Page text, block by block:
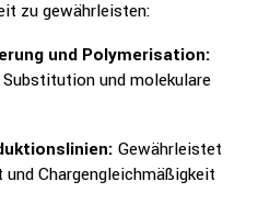
zu gewährleisten:
und Polymerisation:
und molekulare
Gewährleistet
Chargengleichmäßigkeit